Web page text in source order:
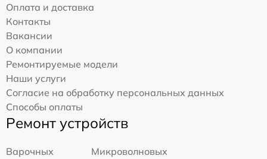
Оплата и доставка
Контакты
Вакансии
О компании
Ремонтируемые модели
Наши услуги
Согласие на обработку персональных данных
Способы оплаты
Ремонт устройств
Варочных
Микроволновых